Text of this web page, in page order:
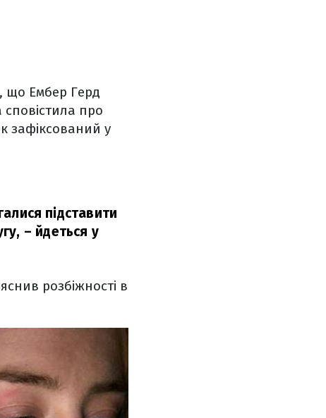
що Ембер Герд
про
зафіксований у
підставити
– йдеться у
розбіжності в